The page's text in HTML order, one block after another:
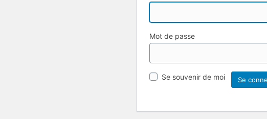
Mot de passe
Se souvenir de moi